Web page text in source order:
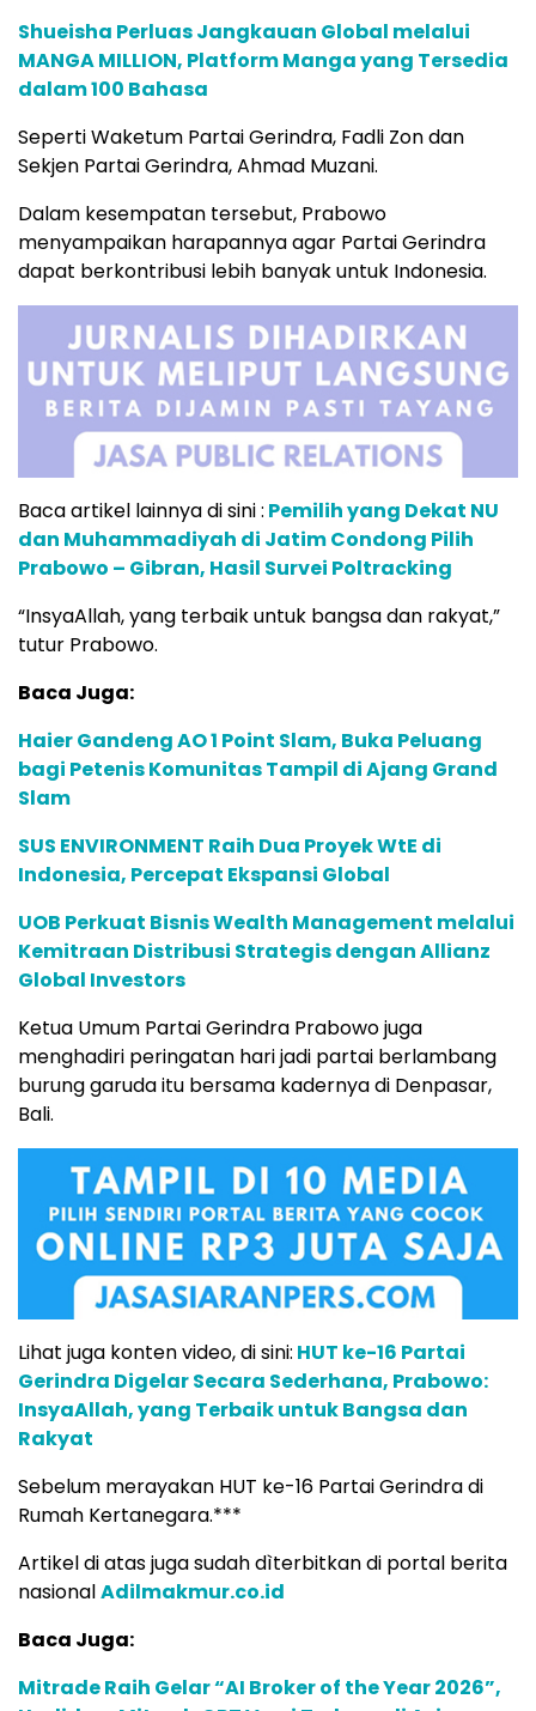
Shueisha Perluas Jangkauan Global melalui
MANGA MILLION, Platform Manga yang Tersedia
dalam 100 Bahasa
Seperti Waketum Partai Gerindra, Fadli Zon dan
Sekjen Partai Gerindra, Ahmad Muzani.
Dalam kesempatan tersebut, Prabowo
menyampaikan harapannya agar Partai Gerindra
dapat berkontribusi lebih banyak untuk Indonesia.
Baca artikel lainnya di sini : Pemilih yang Dekat NU
dan Muhammadiyah di Jatim Condong Pilih
Prabowo – Gibran, Hasil Survei Poltracking
“InsyaAllah, yang terbaik untuk bangsa dan rakyat,”
tutur Prabowo.
Baca Juga:
Haier Gandeng AO 1 Point Slam, Buka Peluang
bagi Petenis Komunitas Tampil di Ajang Grand
Slam
SUS ENVIRONMENT Raih Dua Proyek WtE di
Indonesia, Percepat Ekspansi Global
UOB Perkuat Bisnis Wealth Management melalui
Kemitraan Distribusi Strategis dengan Allianz
Global Investors
Ketua Umum Partai Gerindra Prabowo juga
menghadiri peringatan hari jadi partai berlambang
burung garuda itu bersama kadernya di Denpasar,
Bali.
Lihat juga konten video, di sini: HUT ke-16 Partai
Gerindra Digelar Secara Sederhana, Prabowo:
InsyaAllah, yang Terbaik untuk Bangsa dan
Rakyat
Sebelum merayakan HUT ke-16 Partai Gerindra di
Rumah Kertanegara.***
Artikel di atas juga sudah dìterbitkan di portal berita
nasionalAdilmakmur.co.id
Baca Juga:
Mitrade Raih Gelar “AI Broker of the Year 2026”,